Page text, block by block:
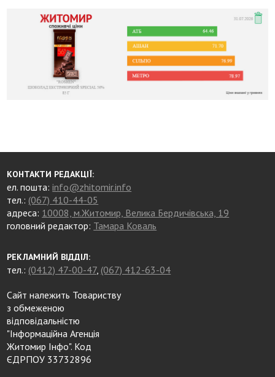
КОНТАКТИ РЕДАКЦІЇ:
ел. пошта:info@zhitomir.info
тел.: (067) 410-44-05
адреса: 10008, м.Житомир, Велика Бердичівська, 19
головний редактор: Тамара Коваль
РЕКЛАМНИЙ ВІДДІЛ:
тел.: (0412) 47-00-47, (067) 412-63-04
Сайт належить Товариству
з обмеженою
відповідальністю
"Інформаційна Агенція
Житомир Інфо". Код
ЄДРПОУ 33732896